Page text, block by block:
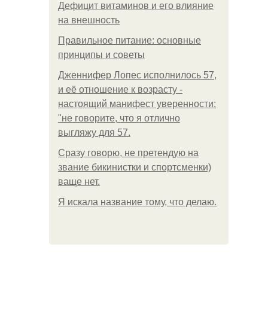
Дефицит витаминов и его влияние
на внешность
Правильное питание: основные
принципы и советы
Дженнифер Лопес исполнилось 57,
и её отношение к возрасту -
настоящий манифест уверенности:
"не говорите, что я отлично
выгляжу для 57.
Сразу говорю, не претендую на
звание бикинистки и спортсменки)
ваще нет.
Я искала название тому, что делаю.